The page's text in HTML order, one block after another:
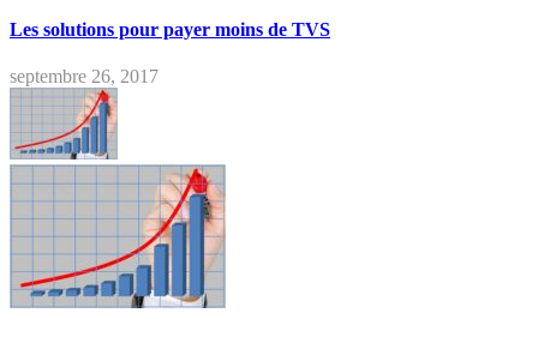
Les solutions pour payer moins de TVS
septembre 26, 2017